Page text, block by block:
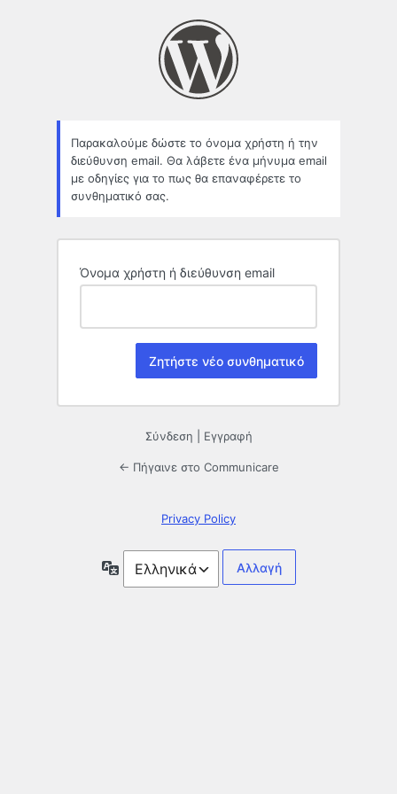
συνθηματικό
Παρακαλούμε δώστε το όνομα χρήστη ή την
διεύθυνση email. Θα λάβετε ένα μήνυμα email
με οδηγίες για το πως θα επαναφέρετε το
συνθηματικό σας.
Όνομα χρήστη ή διεύθυνση email
Σύνδεση Εγγραφή
← Πήγαινε στο Communicare
Privacy Policy
Γλώσσα